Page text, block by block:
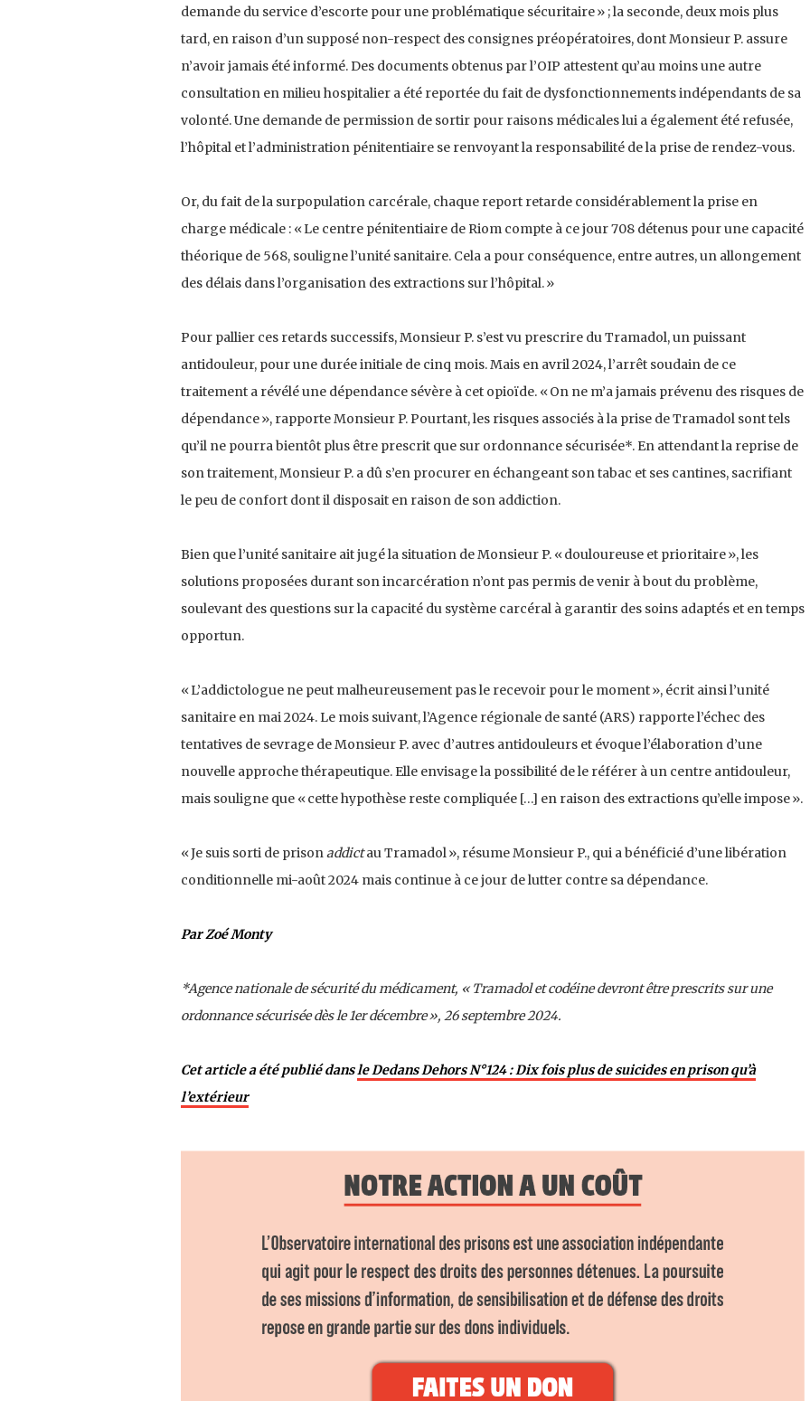
demande du service d’escorte pour une problématique sécuritaire » ; la seconde, deux mois plus
tard, en raison d’un supposé non-respect des consignes préopératoires, dont Monsieur P. assure
n’avoir jamais été informé. Des documents obtenus par l’OIP attestent qu’au moins une autre
consultation en milieu hospitalier a été reportée du fait de dysfonctionnements indépendants de sa
volonté. Une demande de permission de sortir pour raisons médicales lui a également été refusée,
l’hôpital et l’administration pénitentiaire se renvoyant la responsabilité de la prise de rendez-vous.
Or, du fait de la surpopulation carcérale, chaque report retarde considérablement la prise en
charge médicale : « Le centre pénitentiaire de Riom compte à ce jour 708 détenus pour une capacité
théorique de 568, souligne l’unité sanitaire. Cela a pour conséquence, entre autres, un allongement
des délais dans l’organisation des extractions sur l’hôpital. »
Pour pallier ces retards successifs, Monsieur P. s’est vu prescrire du Tramadol, un puissant
antidouleur, pour une durée initiale de cinq mois. Mais en avril 2024, l’arrêt soudain de ce
traitement a révélé une dépendance sévère à cet opioïde. « On ne m’a jamais prévenu des risques de
dépendance », rapporte Monsieur P. Pourtant, les risques associés à la prise de Tramadol sont tels
qu’il ne pourra bientôt plus être prescrit que sur ordonnance sécurisée*. En attendant la reprise de
son traitement, Monsieur P. a dû s’en procurer en échangeant son tabac et ses cantines, sacrifiant
le peu de confort dont il disposait en raison de son addiction.
Bien que l’unité sanitaire ait jugé la situation de Monsieur P. « douloureuse et prioritaire », les
solutions proposées durant son incarcération n’ont pas permis de venir à bout du problème,
soulevant des questions sur la capacité du système carcéral à garantir des soins adaptés et en temps
opportun.
« L’addictologue ne peut malheureusement pas le recevoir pour le moment », écrit ainsi l’unité
sanitaire en mai 2024. Le mois suivant, l’Agence régionale de santé (ARS) rapporte l’échec des
tentatives de sevrage de Monsieur P. avec d’autres antidouleurs et évoque l’élaboration d’une
nouvelle approche thérapeutique. Elle envisage la possibilité de le référer à un centre antidouleur,
mais souligne que « cette hypothèse reste compliquée […] en raison des extractions qu’elle impose ».
« Je suis sorti de prison addictau Tramadol », résume Monsieur P., qui a bénéficié d’une libération
conditionnelle mi-août 2024 mais continue à ce jour de lutter contre sa dépendance.
Par Zoé Monty
*Agence nationale de sécurité du médicament, « Tramadol et codéine devront être prescrits sur une
ordonnance sécurisée dès le 1er décembre », 26 septembre 2024.
Cet article a été publié dansle Dedans Dehors N°124 : Dix fois plus de suicides en prison qu’à
l’extérieur